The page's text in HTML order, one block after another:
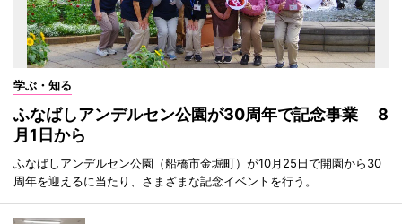
学ぶ・知る
ふなばしアンデルセン公園が30周年で記念事業 8
月1日から
ふなばしアンデルセン公園（船橋市金堀町）が10月25日で開園から30
周年を迎えるに当たり、さまざまな記念イベントを行う。